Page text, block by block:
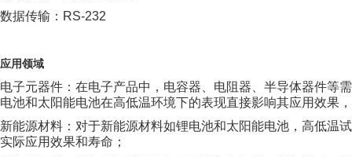
数据传输：RS-232
应用领域
电子元器件：在电子产品中，电容器、电阻器、半导体器件等
电池和太阳能电池在高低温环境下的表现直接影响其应用效果
新能源材料：对于新能源材料如锂电池和太阳能电池，高低温
实际应用效果和寿命；